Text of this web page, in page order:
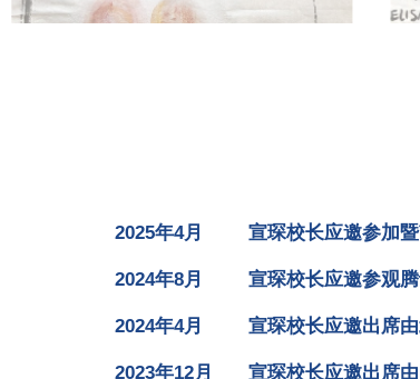
2025年4月 宣琛校长应邀参加
2024年8月 宣琛校长应邀参观
2024年4月 宣琛校长应邀出席
2023年12月 宣琛校长应邀出席